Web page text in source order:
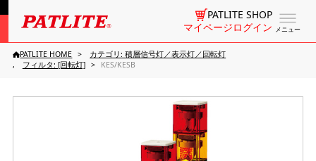
メニュー
PATLITE SHOP
マイページログイン
PATLITE HOME
カテゴリ: 積層信号灯／表示灯／回転灯
フィルタ: [回転灯]
KES/KESB